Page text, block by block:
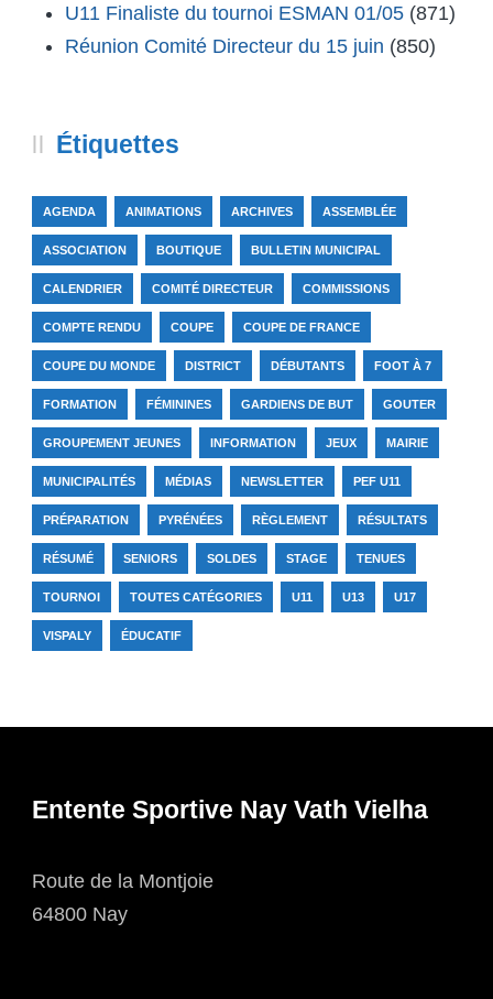
U11 Finaliste du tournoi ESMAN 01/05 (871)
Réunion Comité Directeur du 15 juin (850)
Étiquettes
AGENDA ANIMATIONS ARCHIVES ASSEMBLÉE
ASSOCIATION BOUTIQUE BULLETIN MUNICIPAL
CALENDRIER COMITÉ DIRECTEUR COMMISSIONS
COMPTE RENDU COUPE COUPE DE FRANCE
COUPE DU MONDE DISTRICT DÉBUTANTS FOOT À 7
FORMATION FÉMININES GARDIENS DE BUT GOUTER
GROUPEMENT JEUNES INFORMATION JEUX MAIRIE
MUNICIPALITÉS MÉDIAS NEWSLETTER PEF U11
PRÉPARATION PYRÉNÉES RÈGLEMENT RÉSULTATS
RÉSUMÉ SENIORS SOLDES STAGE TENUES
TOURNOI TOUTES CATÉGORIES U11 U13 U17
VISPALY ÉDUCATIF
Entente Sportive Nay Vath Vielha
Route de la Montjoie
64800 Nay